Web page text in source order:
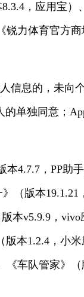
，应用宝
力体育官方
信息的，未向
单独同意；
本4.7.7，PP助
（版本19.1.21
本v5.9.9，
本1.2.4，小
车队管家》（